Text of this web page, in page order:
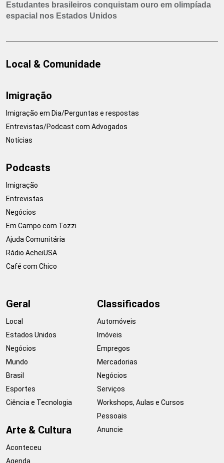
Estudantes brasileiros conquistam ouro em olimpíada
espacial nos Estados Unidos
Local & Comunidade
Imigração
Imigração em Dia/Perguntas e respostas
Entrevistas/Podcast com Advogados
Notícias
Podcasts
Imigração
Entrevistas
Negócios
Em Campo com Tozzi
Ajuda Comunitária
Rádio AcheiUSA
Café com Chico
Geral
Local
Estados Unidos
Negócios
Mundo
Brasil
Esportes
Ciência e Tecnologia
Arte & Cultura
Aconteceu
Agenda
Classificados
Automóveis
Imóveis
Empregos
Mercadorias
Negócios
Serviços
Workshops, Aulas e Cursos
Pessoais
Anuncie